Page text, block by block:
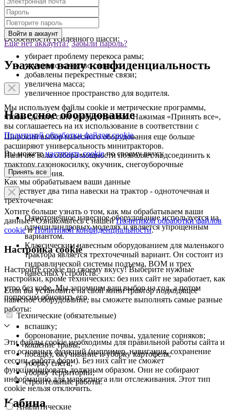
Шасси
Особенности усиленного шасси:
убирает проблему перекоса рамы;
улучшено качество сварки;
добавлены перекрестные связи;
увеличена масса;
увеличенное пространство для водителя.
Навесное оборудование
Широкий выбор навесного оборудования еще больше
расширяют универсальность минитракторов.
Наличие вала отбора мощности позволяет подсоединить к
трактору газонокосилку, окучник, снегоуборочные
приспособления.
Существует два типа навески на трактор - одноточечная и
трехточечная:
Одноточечное навесное оборудование используется на
одноцилиндровых моделях и является упрощенным
вариантом.
Классическим навесным оборудованием для маленького
трактора является трехточечный вариант. Он состоит из
гидравлической системы подъема, ВОМ и трех
навесных устройств.
Если вы установите на свой мини трактор подходящее
навесное оборудование, вы сможете выполнять самые разные
работы:
вспашку;
боронование, рыхление почвы, удаление сорняков;
кошение травы;
посадку, окучивание и уборку картофеля;
уборку снега;
уборку территории;
строительные работы.
Кабина
Еще нет аккаунта? Забыли пароль?
Уважаем вашу конфиденциальность
Мы используем файлы cookie и метрические программы,
чтобы сделать сайт удобнее для вас. Нажимая «Принять все»,
вы соглашаетесь на их использование в соответствии с
Политикой обработки файлов cookie.
Вы можетенастроить cookieпо своему вкусу
Принять все
Как мы обрабатываем ваши данные
Хотите больше узнать о том, как мы обрабатываем ваши
данные? Ознакомьтесь с нашейПолитикой обработки файлов
cookieиПолитикой конфиденциальности.
Настройка cookie
Настройте cookie по своему вкусу! Выберите нужные
настройки, кроме технических: без них сайт не заработает, как
утро без кофе. Мы запомним ваш выбор на год, а потом
попросим обновить его.
Технические (обязательные)
Эти файлы cookie необходимы для правильной работы сайта и
его основных функций (например, навигация, сохранение
сессии, работа форм). Без них сайт не сможет
функционировать должным образом. Они не собирают
информацию для маркетинга или отслеживания. Этот тип
cookie нельзя отключить.
Аналитические